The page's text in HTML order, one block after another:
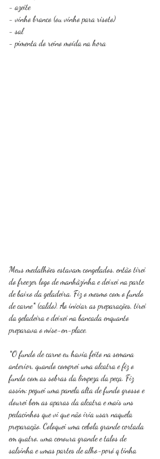
- azeite
- vinho branco (ou vinho para risoto)
- sal
- pimenta do reino moída na hora
Meus medalhões estavam congelados, então tirei
do freezer logo de manhãzinha e deixei na parte
de baixo da geladeira. Fiz o mesmo com o fundo
de carne* (caldo). Ao iniciar as preparações, tirei
da geladeira e deixei na bancada enquanto
preparava o mise-en-place.
*O fundo de carne eu havia feito na semana
anterior, quando comprei uma alcatra e fiz o
fundo com as sobras da limpeza da peça. Fiz
assim: peguei uma panela alta de fundo grosso e
dourei bem as aparas da alcatra e mais uns
pedacinhos que vi que não iria usar naquela
preparação. Coloquei uma cebola grande cortada
em quatro, uma cenoura grande e talos de
salsinha e umas partes de alho-poró q tinha